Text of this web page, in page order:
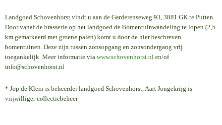
Landgoed Schovenhorst vindt u aan de Garderenseweg 93, 3881 GK te Putten.
Door vanaf de brasserie op het landgoed de Bomentuinwandeling te lopen (2,5
km gemarkeerd met groene palen) komt u door de hier beschreven
bomentuinen. Deze zijn tussen zonsopgang en zonsondergang vrij
toegankelijk. Meer informatie via www.schovenhorst.nl en/of
info@schovenhorst.nl
* Jop de Klein is beheerder landgoed Schovenhorst, Aart Jongekrijg is
vrijwilliger collectiebeheer